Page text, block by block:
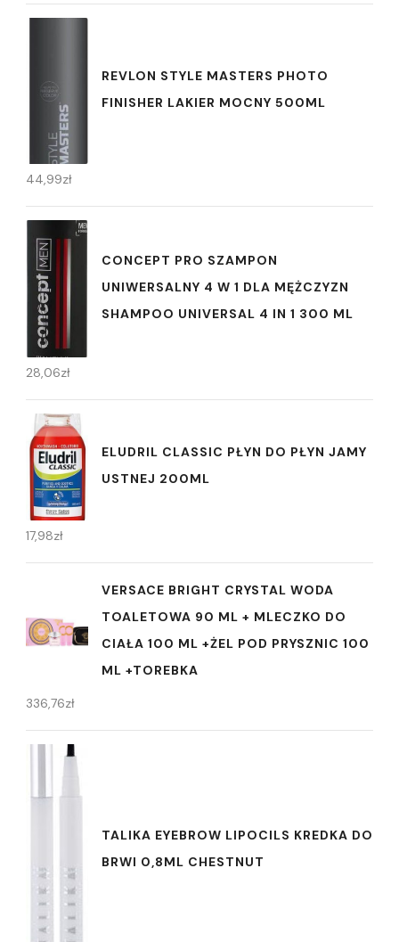
REVLON STYLE MASTERS PHOTO
FINISHER LAKIER MOCNY 500ML
44,99zł
CONCEPT PRO SZAMPON
UNIWERSALNY 4 W 1 DLA MĘŻCZYZN
SHAMPOO UNIVERSAL 4 IN 1 300 ML
28,06zł
ELUDRIL CLASSIC PŁYN DO PŁYN JAMY
USTNEJ 200ML
17,98zł
VERSACE BRIGHT CRYSTAL WODA
TOALETOWA 90 ML + MLECZKO DO
CIAŁA 100 ML +ŻEL POD PRYSZNIC 100
ML +TOREBKA
336,76zł
TALIKA EYEBROW LIPOCILS KREDKA DO
BRWI 0,8ML CHESTNUT